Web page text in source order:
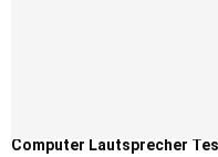
Computer Lautsprecher